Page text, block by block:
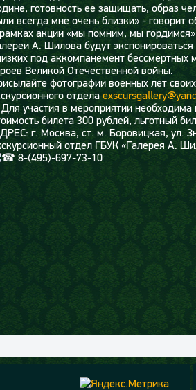
готовность ее защищать, образ
всегда мне очень близки» - говорит
акции «мы помним, мы
А. Шилова будут
под аккомпанемент бессмертных
Великой Отечественной войны.
фотографии военных лет
отдела
участия в мероприятии необходима
билета 300 рублей, льготный
г. Москва, ст. м. Боровицкая, ул.
отдел ГБУК «Галерея А.
8-(495)-697-73-10